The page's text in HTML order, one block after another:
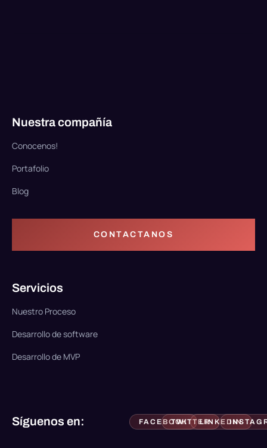
Nuestra compañía
Conocenos!
Portafolio
Blog
CONTACTANOS
Servicios
Nuestro Proceso
Desarrollo de software
Desarrollo de MVP
Síguenos en: FACEBOOKTWITTERLINKEDIN